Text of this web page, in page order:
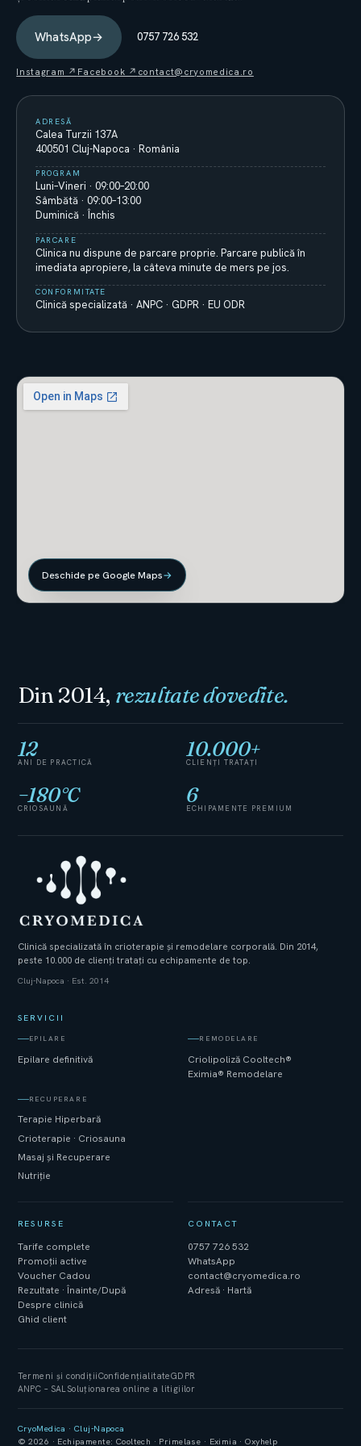
WhatsApp→ 0757 726 532
Instagram ↗ Facebook ↗ contact@cryomedica.ro
ADRESĂ
Calea Turzii 137A
400501 Cluj-Napoca · România
PROGRAM
Luni–Vineri · 09:00–20:00
Sâmbătă · 09:00–13:00
Duminică · Închis
PARCARE
Clinica nu dispune de parcare proprie. Parcare publică în
imediata apropiere, la câteva minute de mers pe jos.
CONFORMITATE
Clinică specializată · ANPC · GDPR · EU ODR
Deschide pe Google Maps→
Din 2014, rezultate dovedite.
12
ANI DE PRACTICĂ
10.000+
CLIENȚI TRATAȚI
−180°C
CRIOSAUNĂ
6
ECHIPAMENTE PREMIUM
Clinică specializată în crioterapie și remodelare corporală. Din 2014,
peste 10.000 de clienți tratați cu echipamente de top.
Cluj-Napoca · Est. 2014
SERVICII
EPILARE
Epilare definitivă
REMODELARE
Criolipoliză Cooltech®
Eximia® Remodelare
RECUPERARE
Terapie Hiperbară
Crioterapie · Criosauna
Masaj și Recuperare
Nutriție
RESURSE
Tarife complete
Promoții active
Voucher Cadou
Rezultate · Înainte/După
Despre clinică
Ghid client
CONTACT
0757 726 532
WhatsApp
contact@cryomedica.ro
Adresă · Hartă
Termeni și condițiiConfidențialitateGDPR
ANPC – SAL Soluționarea online a litigiilor
CryoMedica · Cluj-Napoca
© 2026 · Echipamente: Cooltech · Primelase · Eximia · Oxyhelp